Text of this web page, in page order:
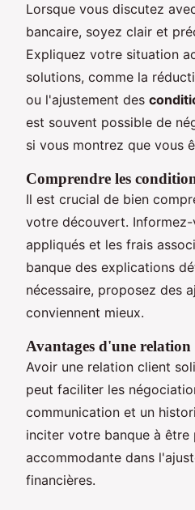
Lorsque vous discutez
bancaire, soyez clair et
Expliquez votre situation
solutions, comme la
ou l'ajustement des
est souvent possible de
si vous montrez que vous
Comprendre les
Il est crucial de bien
votre découvert. Informez-
appliqués et les frais
banque des explications
nécessaire, proposez des
conviennent mieux.
Avantages d'une relation
Avoir une relation client
peut faciliter les
communication et un
inciter votre banque à être
accommodante dans
financières.